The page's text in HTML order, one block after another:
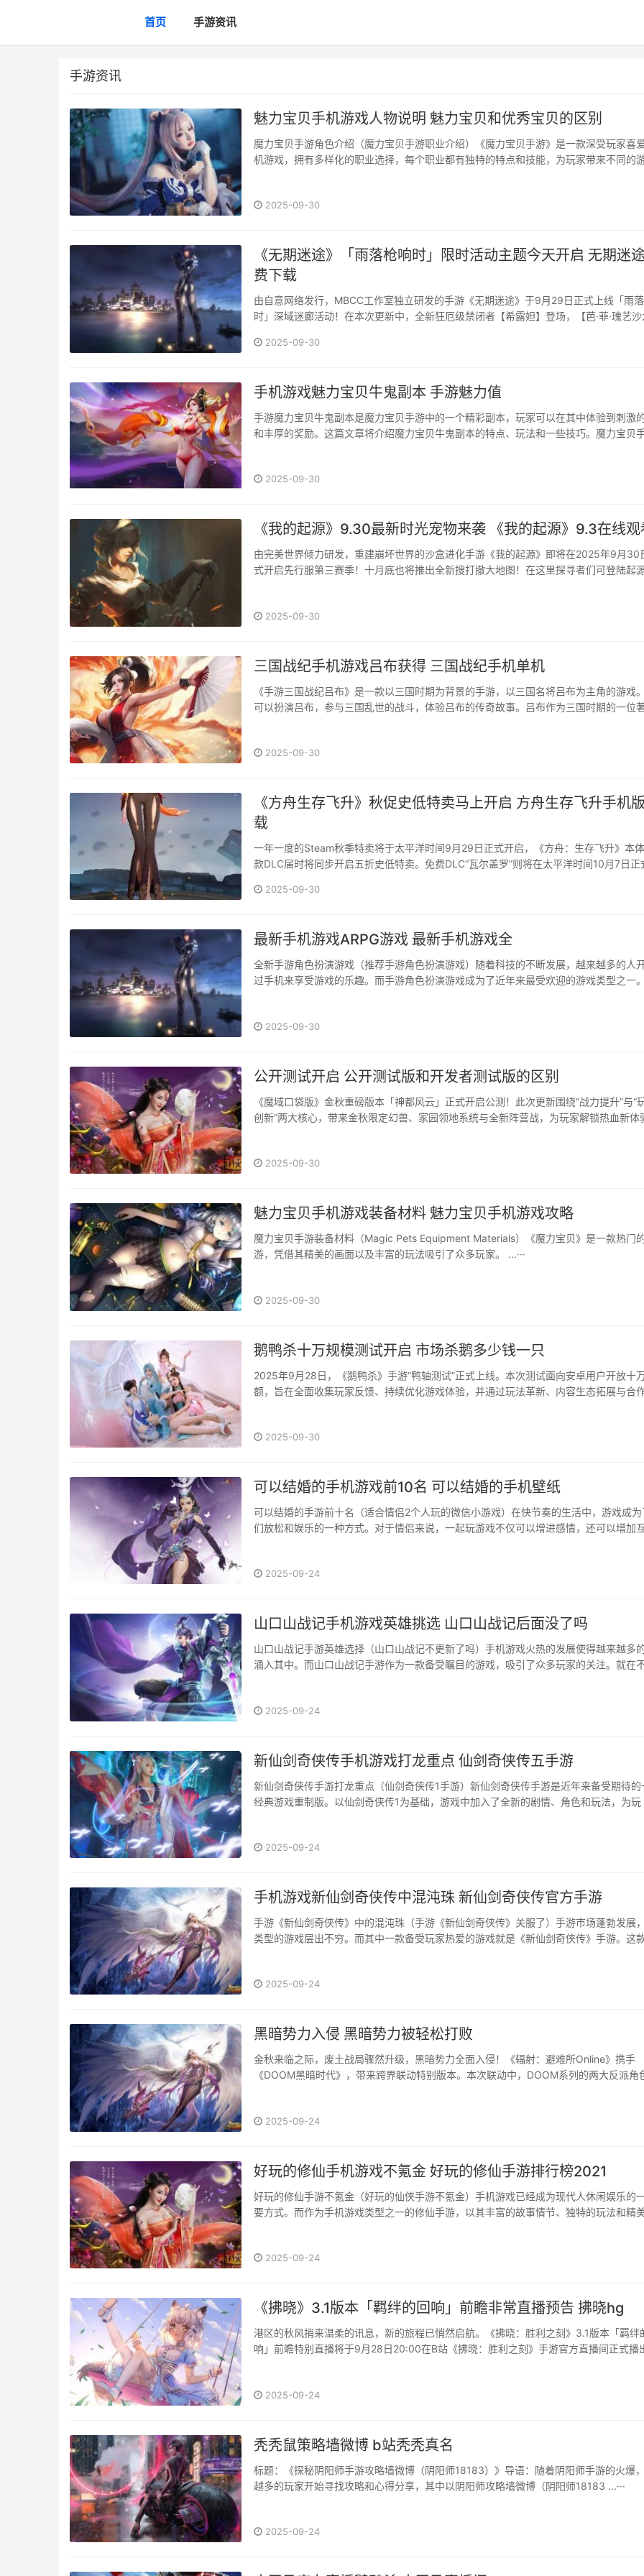
首页 手游资讯
手游资讯
魅力宝贝手机游戏人物说明 魅力宝贝和优秀宝贝的区别
魔力宝贝手游角色介绍（魔力宝贝手游职业介绍）《魔力宝贝手游》是一款深受玩家喜
机游戏，拥有多样化的职业选择，每个职业都有独特的特点和技能，为玩家带来不同的游
2025-09-30
《无期迷途》「雨落枪响时」限时活动主题今天开启 无期迷
费下载
由自意网络发行，MBCC工作室独立研发的手游《无期迷途》于9月29日正式上线「雨
时」深域迷廊活动！在本次更新中，全新狂厄级禁闭者【希露妲】登场，【芭·菲·瑰艺沙
窟】【摩尔·罗网蔽日】【德雷雅·寰宇迷梦】【蓟·花信恬梦】【奥利弗·诗羽余音】五款
2025-09-30
手机游戏魅力宝贝牛鬼副本 手游魅力值
手游魔力宝贝牛鬼副本是魔力宝贝手游中的一个精彩副本，玩家可以在其中体验到刺激
和丰厚的奖励。这篇文章将介绍魔力宝贝牛鬼副本的特点、玩法和一些技巧。魔力宝贝手
2025-09-30
《我的起源》9.30最新时光宠物来袭 《我的起源》9.3在线观
由完美世界倾力研发，重建崩坏世界的沙盒进化手游《我的起源》即将在2025年9月30
式开启先行服第三赛季！十月底也将推出全新搜打撤大地图！在这里探寻者们可登陆起
界。···
2025-09-30
三国战纪手机游戏吕布获得 三国战纪手机单机
《手游三国战纪吕布》是一款以三国时期为背景的手游，以三国名将吕布为主角的游戏
可以扮演吕布，参与三国乱世的战斗，体验吕布的传奇故事。吕布作为三国时期的一位著
2025-09-30
《方舟生存飞升》秋促史低特卖马上开启 方舟生存飞升手机
载
一年一度的Steam秋季特卖将于太平洋时间9月29日正式开启，《方舟：生存飞升》本
款DLC届时将同步开启五折史低特卖。免费DLC“瓦尔盖罗”则将在太平洋时间10月7日正
冒险之旅。《方舟：生存飞升》本体将于此次秋季特卖期间平史低特卖，原价248元的游
2025-09-30
最新手机游戏ARPG游戏 最新手机游戏全
全新手游角色扮演游戏（推荐手游角色扮演游戏）随着科技的不断发展，越来越多的人
过手机来享受游戏的乐趣。而手游角色扮演游戏成为了近年来最受欢迎的游戏类型之一。
2025-09-30
公开测试开启 公开测试版和开发者测试版的区别
《魔域口袋版》金秋重磅版本「神都风云」正式开启公测！此次更新围绕“战力提升”与“
创新”两大核心，带来金秋限定幻兽、家园领地系统与全新阵营战，为玩家解锁热血新体
2025-09-30
魅力宝贝手机游戏装备材料 魅力宝贝手机游戏攻略
魔力宝贝手游装备材料（Magic Pets Equipment Materials）《魔力宝贝》是一款热门
游，凭借其精美的画面以及丰富的玩法吸引了众多玩家。 ...···
2025-09-30
鹅鸭杀十万规模测试开启 市场杀鹅多少钱一只
2025年9月28日，《鹅鸭杀》手游“鸭轴测试”正式上线。本次测试面向安卓用户开放十
额，旨在全面收集玩家反馈、持续优化游戏体验，并通过玩法革新、内容生态拓展与合
2025-09-30
可以结婚的手机游戏前10名 可以结婚的手机壁纸
可以结婚的手游前十名（适合情侣2个人玩的微信小游戏）在快节奏的生活中，游戏成为
们放松和娱乐的一种方式。对于情侣来说，一起玩游戏不仅可以增进感情，还可以增加互
2025-09-24
山口山战记手机游戏英雄挑选 山口山战记后面没了吗
山口山战记手游英雄选择（山口山战记不更新了吗）手机游戏火热的发展使得越来越多
涌入其中。而山口山战记手游作为一款备受瞩目的游戏，吸引了众多玩家的关注。就在不
2025-09-24
新仙剑奇侠传手机游戏打龙重点 仙剑奇侠传五手游
新仙剑奇侠传手游打龙重点（仙剑奇侠传1手游）新仙剑奇侠传手游是近年来备受期待的
经典游戏重制版。以仙剑奇侠传1为基础，游戏中加入了全新的剧情、角色和玩法，为玩
2025-09-24
手机游戏新仙剑奇侠传中混沌珠 新仙剑奇侠传官方手游
手游《新仙剑奇侠传》中的混沌珠（手游《新仙剑奇侠传》关服了）手游市场蓬勃发展
类型的游戏层出不穷。而其中一款备受玩家热爱的游戏就是《新仙剑奇侠传》手游。这款
2025-09-24
黑暗势力入侵 黑暗势力被轻松打败
金秋来临之际，废土战局骤然升级，黑暗势力全面入侵！《辐射：避难所Online》携手
《DOOM黑暗时代》，带来跨界联动特别版本。本次联动中，DOOM系列的两大反派角
2025-09-24
好玩的修仙手机游戏不氪金 好玩的修仙手游排行榜2021
好玩的修仙手游不氪金（好玩的仙侠手游不氪金）手机游戏已经成为现代人休闲娱乐的
要方式。而作为手机游戏类型之一的修仙手游，以其丰富的故事情节、独特的玩法和精美
2025-09-24
《拂晓》3.1版本「羁绊的回响」前瞻非常直播预告 拂晓hg
港区的秋风捎来温柔的讯息，新的旅程已悄然启航。《拂晓：胜利之刻》3.1版本「羁绊
响」前瞻特别直播将于9月28日20:00在B站《拂晓：胜利之刻》手游官方直播间正式播
2025-09-24
秃秃鼠策略墙微博 b站秃秃真名
标题：《探秘阴阳师手游攻略墙微博（阴阳师18183）》导语：随着阴阳师手游的火爆
越多的玩家开始寻找攻略和心得分享，其中以阴阳师攻略墙微博（阴阳师18183 ...···
2025-09-24